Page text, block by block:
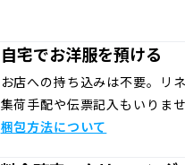
自宅でお洋服を預ける
お店への持ち込みは不要。リネ
集荷手配や伝票記入もいりませ
梱包方法について